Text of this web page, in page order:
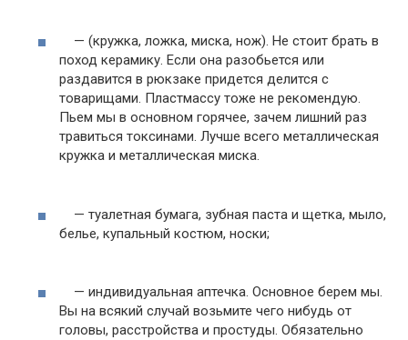
— (кружка, ложка, миска, нож). Не стоит брать в
поход керамику. Если она разобьется или
раздавится в рюкзаке придется делится с
товарищами. Пластмассу тоже не рекомендую.
Пьем мы в основном горячее, зачем лишний раз
травиться токсинами. Лучше всего металлическая
кружка и металлическая миска.
— туалетная бумага, зубная паста и щетка, мыло,
белье, купальный костюм, носки;
— индивидуальная аптечка. Основное берем мы.
Вы на всякий случай возьмите чего нибудь от
головы, расстройства и простуды. Обязательно